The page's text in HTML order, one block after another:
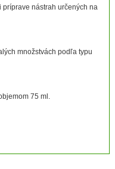
nástrah určených na
množstvách podľa typu
75 ml.